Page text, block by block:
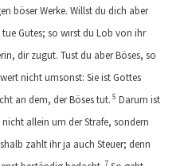
böser Werke. Willst du dich aber
Gutes; so wirst du Lob von ihr
dir zugut. Tust du aber Böses, so
nicht umsonst: Sie ist Gottes
an dem, der Böses tut. 5 Darum ist
allein um der Strafe, sondern
zahlt ihr ja auch Steuer; denn
7